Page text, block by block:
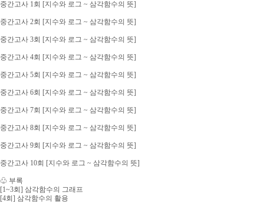
중간고사 1회 [지수와 로그 ~ 삼각함수의 뜻]
중간고사 2회 [지수와 로그 ~ 삼각함수의 뜻]
중간고사 3회 [지수와 로그 ~ 삼각함수의 뜻]
중간고사 4회 [지수와 로그 ~ 삼각함수의 뜻]
중간고사 5회 [지수와 로그 ~ 삼각함수의 뜻]
중간고사 6회 [지수와 로그 ~ 삼각함수의 뜻]
중간고사 7회 [지수와 로그 ~ 삼각함수의 뜻]
중간고사 8회 [지수와 로그 ~ 삼각함수의 뜻]
중간고사 9회 [지수와 로그 ~ 삼각함수의 뜻]
중간고사 10회 [지수와 로그 ~ 삼각함수의 뜻]
♧ 부록
[1~3회] 삼각함수의 그래프
[4회] 삼각함수의 활용